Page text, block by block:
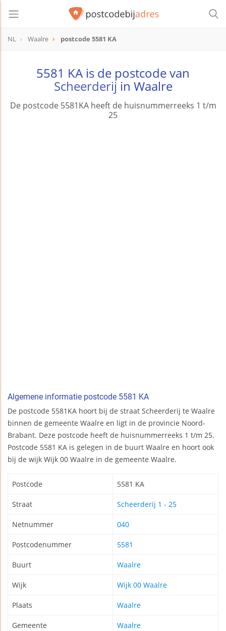
NL Waalre postcode 5581 KA
5581 KA is de postcode van
Scheerderij in Waalre
De postcode 5581KA heeft de huisnummerreeks 1 t/m
25
Algemene informatie postcode 5581 KA
De postcode 5581KA hoort bij de straat Scheerderij te Waalre
binnen de gemeente Waalre en ligt in de provincie Noord-
Brabant. Deze postcode heeft de huisnummerreeks 1 t/m 25.
Postcode 5581 KA is gelegen in de buurt Waalre en hoort ook
bij de wijk Wijk 00 Waalre in de gemeente Waalre.
Postcode 5581 KA
Straat Scheerderij 1 - 25
Netnummer 040
Postcodenummer 5581
Buurt Waalre
Wijk Wijk 00 Waalre
Plaats Waalre
Gemeente Waalre